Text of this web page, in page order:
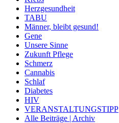
Herzgesundheit
TABU
Männer, bleibt gesund!
Gene
Unsere Sinne
Zukunft Pflege
Schmerz
Cannabis
Schlaf
Diabetes
HIV
VERANSTALTUNGSTIPP
Alle Beiträge | Archiv